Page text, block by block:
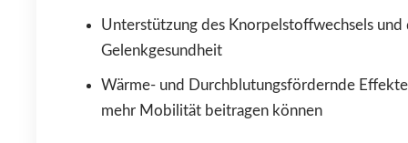
Unterstützung des Knorpelstoffwechsels und
Gelenkgesundheit
Wärme- und Durchblutungsfördernde
mehr Mobilität beitragen können